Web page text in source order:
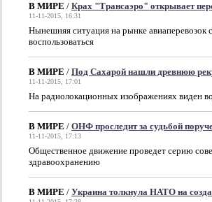
В МИРЕ / Крах "Трансаэро" открывает
11-11-2015, 16:31
Нынешняя ситуация на рынке авиаперевозок
воспользоваться
В МИРЕ / Под Сахарой нашли древнюю
11-11-2015, 17:01
На радиолокационных изображениях виден
В МИРЕ / ОНФ проследит за судьбой
11-11-2015, 17:13
Общественное движение проведет серию
здравоохранению
В МИРЕ / Украина толкнула НАТО на